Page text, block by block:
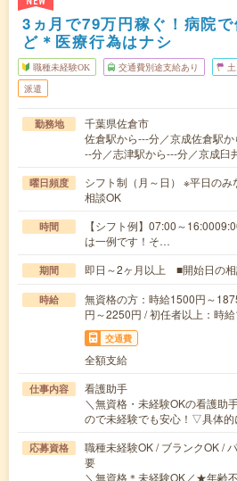
3ヵ月で79万円稼ぐ！病院
ど＊医療行為はナシ
職種未経験OK 交通費別途支給あり
派遣
勤務地
千葉県佐倉市
佐倉駅から---分／京成佐倉駅
--分／志津駅から---分／京成臼
曜日頻度
シフト制（月～日） ※平日の
相談OK
時間
【シフト例】07:00～
は一例です！そ…
期間 即日～2ヶ月以上 ■開始日の相
時給
無資格の方：時給1500円～
円～2250円 / 初任者以上：時
交通費
全額支給
仕事内容
看護助手
＼無資格・未経験OKの看護助
ので未経験でも安心！▽具体
応募資格
職種未経験OK / ブランクOK /
要
＼無資格＊未経験OK／★年齢